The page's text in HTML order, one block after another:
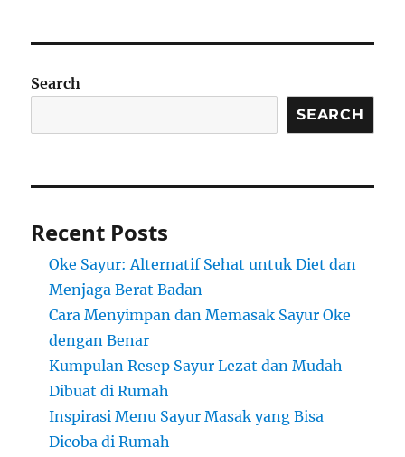
Search
SEARCH
Recent Posts
Oke Sayur: Alternatif Sehat untuk Diet dan
Menjaga Berat Badan
Cara Menyimpan dan Memasak Sayur Oke
dengan Benar
Kumpulan Resep Sayur Lezat dan Mudah
Dibuat di Rumah
Inspirasi Menu Sayur Masak yang Bisa
Dicoba di Rumah